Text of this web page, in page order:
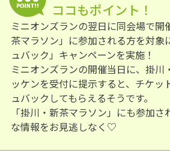
ココもポイント！
ミニオンズランの翌日に同会場で開
茶マラソン」に参加される方を対象
ュバック」キャンペーンを実施！
ミニオンズランの開催当日に、掛川
ッケンを受付に提示すると、チケッ
ュバックしてもらえるそうです。
「掛川・新茶マラソン」にも参加
な情報をお見逃しなく♡